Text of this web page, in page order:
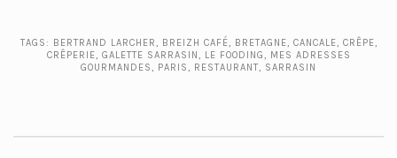
TAGS: BERTRAND LARCHER, BREIZH CAFÉ, BRETAGNE, CANCALE, CRÊPE,
CRÊPERIE, GALETTE SARRASIN , LE FOODING, MES ADRESSES
GOURMANDES, PARIS, RESTAURANT, SARRASIN